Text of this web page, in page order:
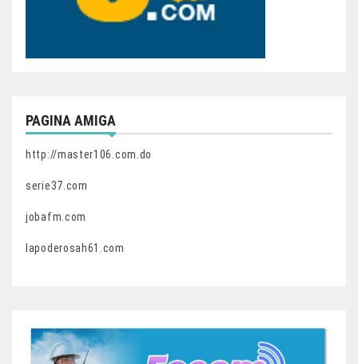
PAGINA AMIGA
http://master106.com.do
serie37.com
jobafm.com
lapoderosah61.com